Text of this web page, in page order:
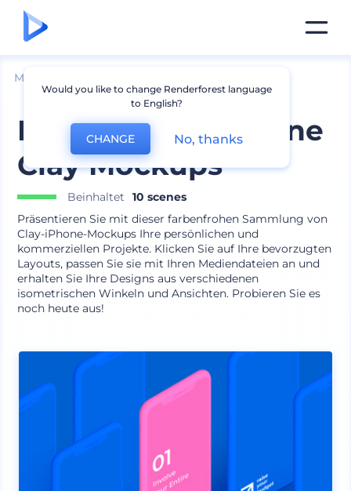
Mockups
Isometrische iPhone
Clay Mockups
Beinhaltet
10 scenes
Präsentieren Sie mit dieser farbenfrohen Sammlung von
Clay-iPhone-Mockups Ihre persönlichen und
kommerziellen Projekte. Klicken Sie auf Ihre bevorzugten
Layouts, passen Sie sie mit Ihren Mediendateien an und
erhalten Sie Ihre Designs aus verschiedenen
isometrischen Winkeln und Ansichten. Probieren Sie es
noch heute aus!
Would you like to change Renderforest language
to English?
CHANGE No, thanks